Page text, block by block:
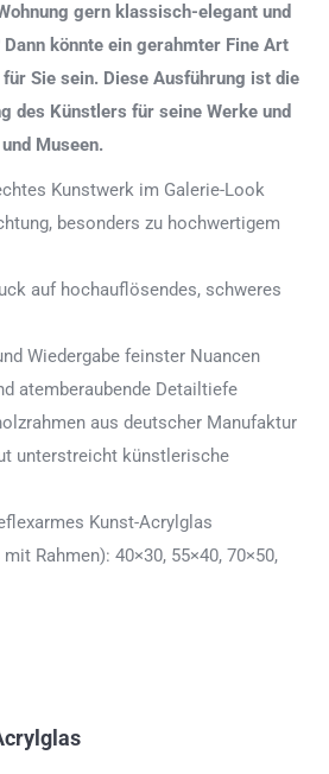
gern klassisch-elegant und
Dann könnte ein gerahmter Fine Art
Sie sein. Diese Ausführung ist die
des Künstlers für seine Werke und
Museen.
Kunstwerk im Galerie-Look
besonders zu hochwertigem
auf hochauflösendes, schweres
Wiedergabe feinster Nuancen
atemberaubende Detailtiefe
aus deutscher Manufaktur
unterstreicht künstlerische
Kunst-Acrylglas
Rahmen): 40×30, 55×40, 70×50,